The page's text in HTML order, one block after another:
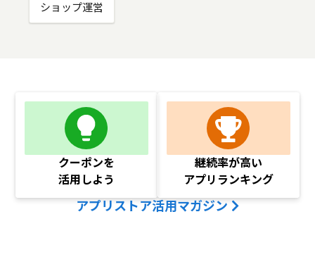
ショップ運営
クーポンを
活用しよう
継続率が高い
アプリランキング
アプリストア活用マガジン